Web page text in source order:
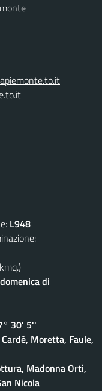
L948
di
30' 5''
Moretta, Faule,
Madonna Orti,
Nicola